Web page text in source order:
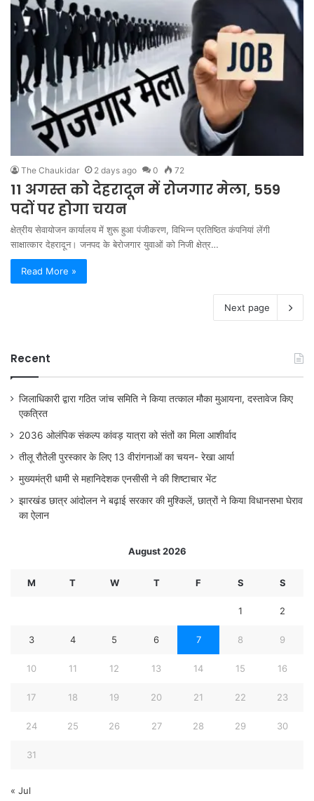
The Chaukidar 2 days ago 0 72
11 अगस्त को देहरादून में रोजगार मेला, 559
पदों पर होगा चयन
क्षेत्रीय सेवायोजन कार्यालय में शुरू हुआ पंजीकरण, विभिन्न प्रतिष्ठित कंपनियां लेंगी
साक्षात्कार देहरादून। जनपद के बेरोजगार युवाओं को निजी क्षेत्र…
Read More »
Next page
Recent
जिलाधिकारी द्वारा गठित जांच समिति ने किया तत्काल मौका मुआयना, दस्तावेज किए
एकत्रित
2036 ओलंपिक संकल्प कांवड़ यात्रा को संतों का मिला आशीर्वाद
तीलू रौतेली पुरस्कार के लिए 13 वीरांगनाओं का चयन- रेखा आर्या
मुख्यमंत्री धामी से महानिदेशक एनसीसी ने की शिष्टाचार भेंट
झारखंड छात्र आंदोलन ने बढ़ाई सरकार की मुश्किलें, छात्रों ने किया विधानसभा घेराव
का ऐलान
August 2026
M T W T F S S
1 2
3 4 5 6 7 8 9
10 11 12 13 14 15 16
17 18 19 20 21 22 23
24 25 26 27 28 29 30
31
« Jul